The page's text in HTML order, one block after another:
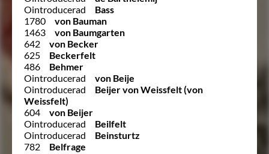
Ointroducerad
Bass
1780
von Bauman
1463
von Baumgarten
642
von Becker
625
Beckerfelt
486
Behmer
Ointroducerad
von Beije
Ointroducerad
Beijer von Weissfelt (von
Weissfelt)
604
von Beijer
Ointroducerad
Beilfelt
Ointroducerad
Beinsturtz
782
Belfrage